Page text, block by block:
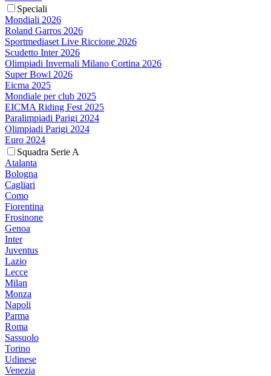
Speciali
Mondiali 2026
Roland Garros 2026
Sportmediaset Live Riccione 2026
Scudetto Inter 2026
Olimpiadi Invernali Milano Cortina 2026
Super Bowl 2026
Eicma 2025
Mondiale per club 2025
EICMA Riding Fest 2025
Paralimpiadi Parigi 2024
Olimpiadi Parigi 2024
Euro 2024
Squadra Serie A
Atalanta
Bologna
Cagliari
Como
Fiorentina
Frosinone
Genoa
Inter
Juventus
Lazio
Lecce
Milan
Monza
Napoli
Parma
Roma
Sassuolo
Torino
Udinese
Venezia